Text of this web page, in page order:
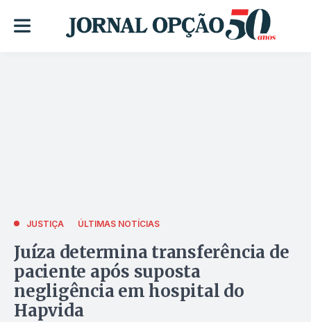
JUSTIÇA ÚLTIMAS NOTÍCIAS
Juíza determina transferência de
paciente após suposta
negligência em hospital do
Hapvida